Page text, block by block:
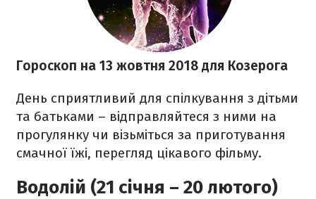
Гороскоп на 13 жовтня 2018 для Козерога
День сприятливий для спілкування з дітьми
та батьками – відправляйтеся з ними на
прогулянку чи візьміться за приготування
смачної їжі, перегляд цікавого фільму.
Водолій (21 січня – 20 лютого)